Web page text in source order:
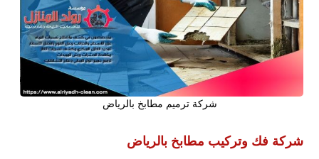
شركة ترميم مطابخ بالرياض
شركة فك وتركيب مطابخ بالرياض